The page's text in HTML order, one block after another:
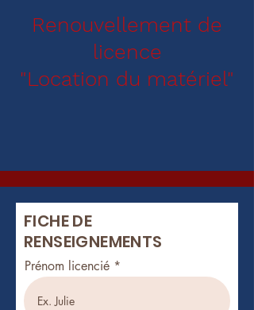
Renouvellement de
licence
"Location du matériel"
FICHE DE
RENSEIGNEMENTS
Prénom licencié